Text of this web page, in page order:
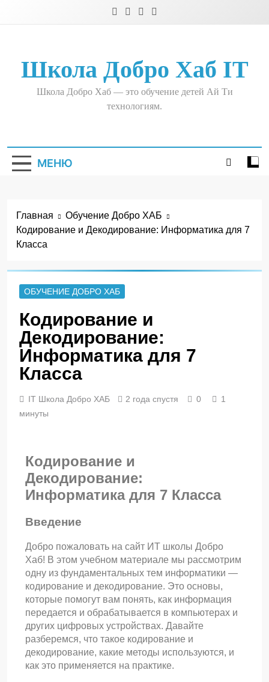
Школа Добро Хаб IT
Школа Добро Хаб — это обучение детей Ай Ти
технологиям.
МЕНЮ
Главная
Обучение Добро ХАБ
Кодирование и Декодирование: Информатика для 7
Класса
ОБУЧЕНИЕ ДОБРО ХАБ
Кодирование и
Декодирование:
Информатика для 7
Класса
IT Школа Добро ХАБ 2 года спустя 0
1
минуты
Кодирование и
Декодирование:
Информатика для 7 Класса
Введение
Добро пожаловать на сайт ИТ школы Добро
Хаб! В этом учебном материале мы рассмотрим
одну из фундаментальных тем информатики —
кодирование и декодирование. Это основы,
которые помогут вам понять, как информация
передается и обрабатывается в компьютерах и
других цифровых устройствах. Давайте
разберемся, что такое кодирование и
декодирование, какие методы используются, и
как это применяется на практике.